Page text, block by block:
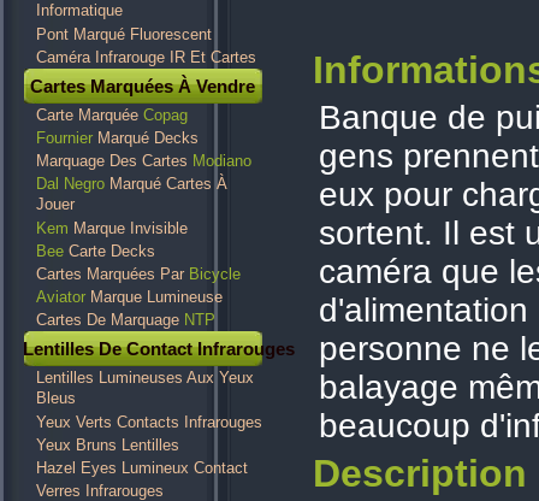
Informatique
Pont Marqué Fluorescent
Caméra Infrarouge IR Et Cartes
Cartes Marquées À Vendre
Carte Marquée Copag
Fournier Marqué Decks
Marquage Des Cartes Modiano
Dal Negro Marqué Cartes À
Jouer
Kem Marque Invisible
Bee Carte Decks
Cartes Marquées Par Bicycle
Aviator Marque Lumineuse
Cartes De Marquage NTP
Lentilles De Contact Infrarouges
Lentilles Lumineuses Aux Yeux
Bleus
Yeux Verts Contacts Infrarouges
Yeux Bruns Lentilles
Hazel Eyes Lumineux Contact
Verres Infrarouges
Banque de
gens
eux pour
sortent. Il est
caméra que
personne ne
balayage
beaucoup
Description